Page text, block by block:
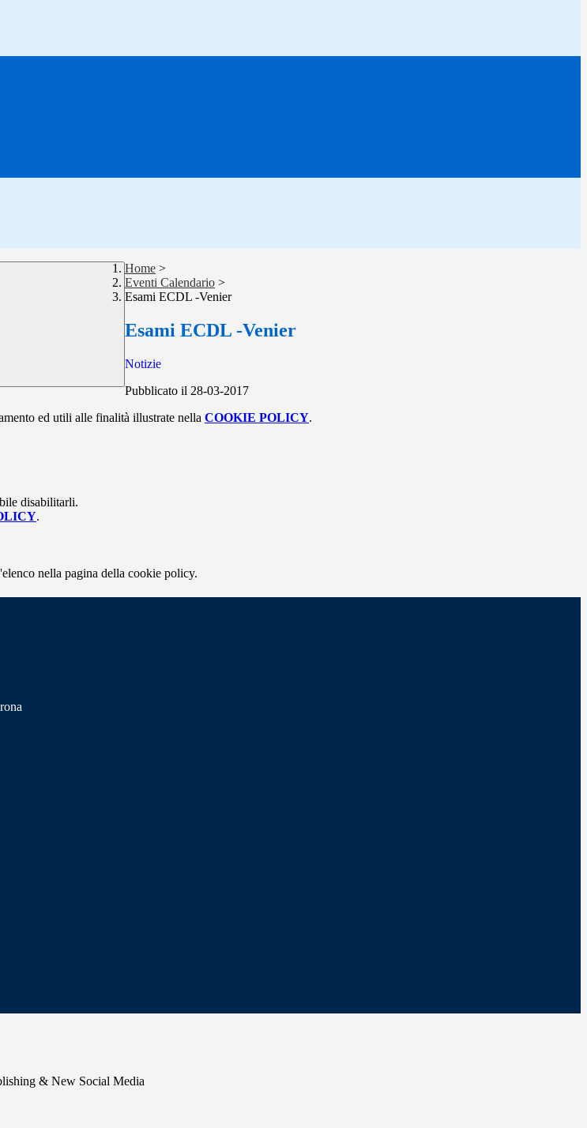
Home >
Eventi Calendario >
Esami ECDL -Venier
Esami ECDL -Venier
Notizie
Pubblicato il 28-03-2017
ed utili alle finalità illustrate nella COOKIE POLICY.
disabilitarli.
.
nella pagina della cookie policy.
& New Social Media